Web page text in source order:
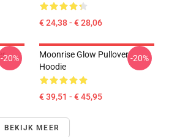
€ 24,38 - € 28,06
-20%
Moonrise Glow Pullover
Hoodie
€ 39,51 - € 45,95
-20%
BEKIJK MEER